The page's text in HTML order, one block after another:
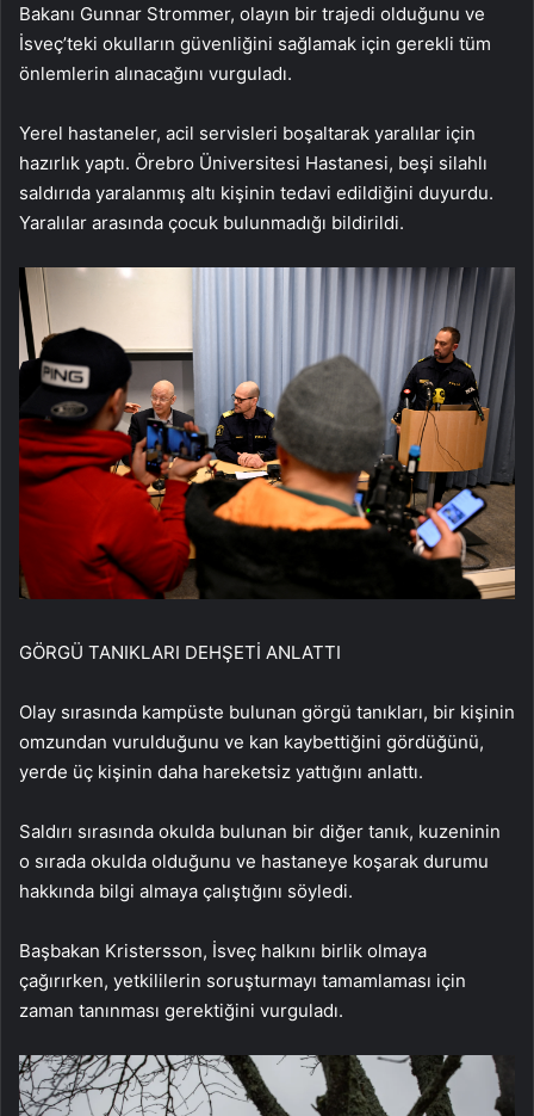
Bakanı Gunnar Strommer, olayın bir trajedi olduğunu ve
İsveç’teki okulların güvenliğini sağlamak için gerekli tüm
önlemlerin alınacağını vurguladı.
Yerel hastaneler, acil servisleri boşaltarak yaralılar için
hazırlık yaptı. Örebro Üniversitesi Hastanesi, beşi silahlı
saldırıda yaralanmış altı kişinin tedavi edildiğini duyurdu.
Yaralılar arasında çocuk bulunmadığı bildirildi.
GÖRGÜ TANIKLARI DEHŞETİ ANLATTI
Olay sırasında kampüste bulunan görgü tanıkları, bir kişinin
omzundan vurulduğunu ve kan kaybettiğini gördüğünü,
yerde üç kişinin daha hareketsiz yattığını anlattı.
Saldırı sırasında okulda bulunan bir diğer tanık, kuzeninin
o sırada okulda olduğunu ve hastaneye koşarak durumu
hakkında bilgi almaya çalıştığını söyledi.
Başbakan Kristersson, İsveç halkını birlik olmaya
çağırırken, yetkililerin soruşturmayı tamamlaması için
zaman tanınması gerektiğini vurguladı.